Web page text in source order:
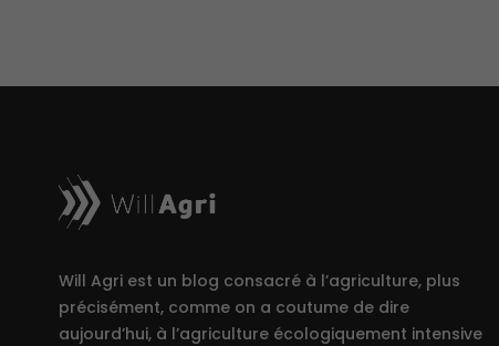
Will Agri est un blog consacré à l’agriculture, plus
précisément, comme on a coutume de dire
aujourd’hui, à l’agriculture écologiquement intensive